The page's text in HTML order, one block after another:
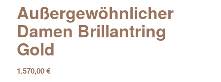
Außergewöhnlicher
Damen Brillantring
Gold
1.570,00€